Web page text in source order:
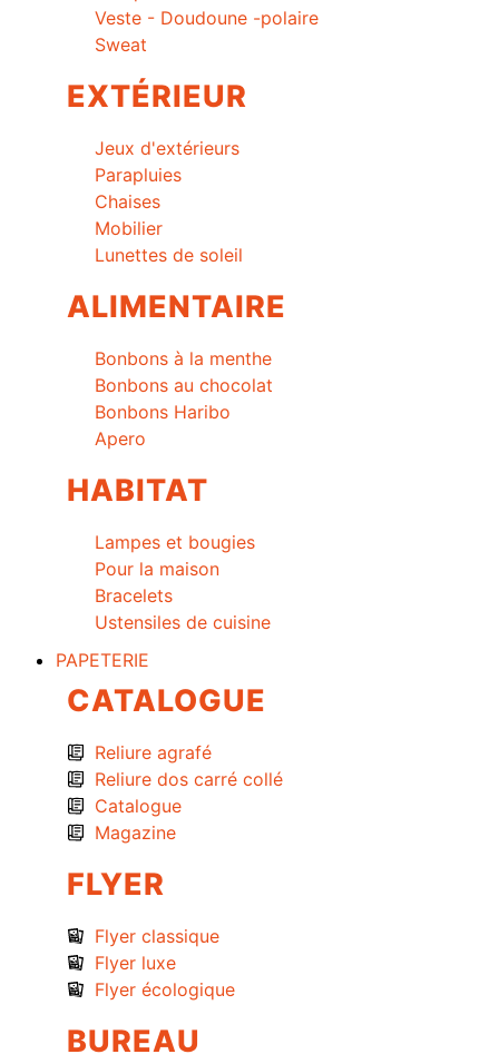
Veste - Doudoune -polaire
Sweat
EXTÉRIEUR
Jeux d'extérieurs
Parapluies
Chaises
Mobilier
Lunettes de soleil
ALIMENTAIRE
Bonbons à la menthe
Bonbons au chocolat
Bonbons Haribo
Apero
HABITAT
Lampes et bougies
Pour la maison
Bracelets
Ustensiles de cuisine
PAPETERIE
CATALOGUE
Reliure agrafé
Reliure dos carré collé
Catalogue
Magazine
FLYER
Flyer classique
Flyer luxe
Flyer écologique
BUREAU